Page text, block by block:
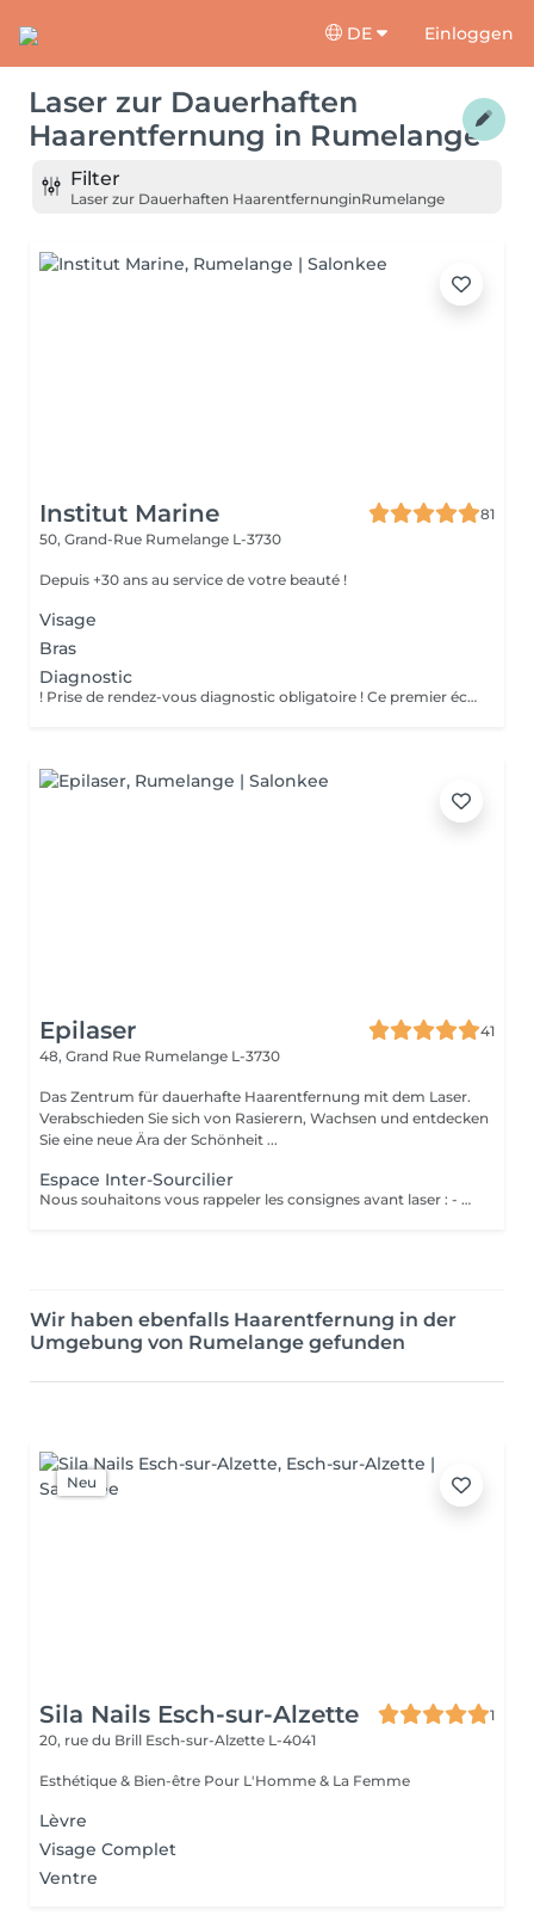
DE Einloggen
Laser zur Dauerhaften
Haarentfernung in Rumelange
Filter
Laser zur Dauerhaften HaarentfernunginRumelange
Institut Marine
81
50, Grand-Rue Rumelange L-3730
Depuis +30 ans au service de votre beauté !
Visage
Bras
Diagnostic
! Prise de rendez-vous diagnostic obligatoire ! Ce premier échange nous permet de : - Evaluer votre phototype et la faisabilité du traitement - Ecarter toute contre-indication médicale - Définir un plan personnalisé adapté a votre peau et votre pilosité - Répondre à toutes vos questions Aucun traitement ne pourra être réaliser sans ce diagnostic préalable. Merci de réserver votre rendez-vous diagnostic en priorité avant toute autre prestation.
Epilaser
41
48, Grand Rue Rumelange L-3730
Das Zentrum für dauerhafte Haarentfernung mit dem Laser.
Verabschieden Sie sich von Rasierern, Wachsen und entdecken
Sie eine neue Ära der Schönheit ...
Espace Inter-Sourcilier
Nous souhaitons vous rappeler les consignes avant laser : - Eviter le soleil, les bancs UV et l'autobronzant 2 semaines avant votre séance - Ne plus vous épiler 4 semaines avant votre 1ère séance de laser et pendant toute la durée du protocole - Raser la zone que vous souhaitez traiter entre 24 et 48h avant votre séance. Avertissement concernant les RDV non honorés : merci de bien vouloir nous prévenir par mail 24h à l'avance en cas d'impossibilité de vous rendre à votre RDV svp. Nous vous rappelons que la première consultation est gratuite et obligatoire avant de commencer tout traitement au laser.
Wir haben ebenfalls Haarentfernung in der
Umgebung von Rumelange gefunden
Neu
Sila Nails Esch-sur-Alzette
1
20, rue du Brill Esch-sur-Alzette L-4041
Esthétique & Bien-être Pour L'Homme & La Femme
Lèvre
Visage Complet
Ventre